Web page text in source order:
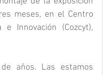
meses, en el Centro
e Innovación (Cozcyt),
años. Las estamos